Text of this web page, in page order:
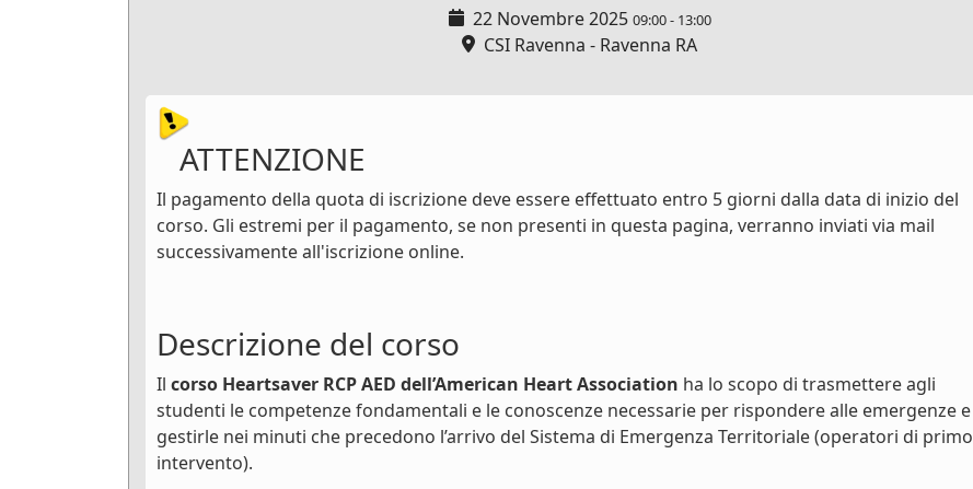
22 Novembre 2025 09:00- 13:00
CSI Ravenna - Ravenna RA
ATTENZIONE
Il pagamento della quota di iscrizione deve essere effettuato entro 5 giorni dalla data di inizio del
corso. Gli estremi per il pagamento, se non presenti in questa pagina, verranno inviati via mail
successivamente all'iscrizione online.
Descrizione del corso
Il corso Heartsaver RCP AED dell’American Heart Association ha lo scopo di trasmettere agli
studenti le competenze fondamentali e le conoscenze necessarie per rispondere alle emergenze e
gestirle nei minuti che precedono l’arrivo del Sistema di Emergenza Territoriale (operatori di primo
intervento).